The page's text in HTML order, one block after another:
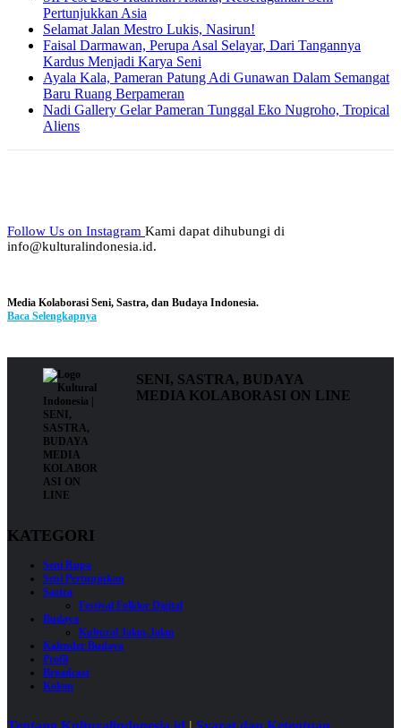
Pertunjukkan Asia
Selamat Jalan Mestro Lukis, Nasirun!
Faisal Darmawan, Perupa Asal Selayar, Dari Tangannya
Kardus Menjadi Karya Seni
Ayala Kala, Pameran Patung Adi Gunawan Dalam Semangat
Baru Ruang Berpameran
Nadi Gallery Gelar Pameran Tunggal Eko Nugroho, Tropical
Aliens
Follow Us on Instagram Kami dapat dihubungi di
info@kulturalindonesia.id.
Media Kolaborasi Seni, Sastra, dan Budaya Indonesia.
Baca Selengkapnya
SENI, SASTRA, BUDAYA
MEDIA KOLABORASI ON LINE
KATEGORI
Seni Rupa
Seni Pertunjukan
Sastra
Festival Folklor Digital
Budaya
Kultural Jalan-Jalan
Kalender Budaya
Profil
Broadcast
Kolom